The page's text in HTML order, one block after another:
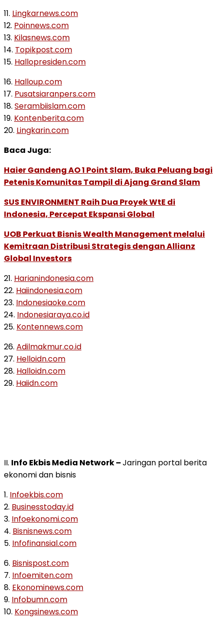
11. Lingkarnews.com
12. Poinnews.com
13. Kilasnews.com
14. Topikpost.com
15. Hallopresiden.com
16. Halloup.com
17. Pusatsiaranpers.com
18. Serambiislam.com
19. Kontenberita.com
20. Lingkarin.com
Baca Juga:
Haier Gandeng AO 1 Point Slam, Buka Peluang bagi
Petenis Komunitas Tampil di Ajang Grand Slam
SUS ENVIRONMENT Raih Dua Proyek WtE di
Indonesia, Percepat Ekspansi Global
UOB Perkuat Bisnis Wealth Management melalui
Kemitraan Distribusi Strategis dengan Allianz
Global Investors
21. Harianindonesia.com
22. Haiindonesia.com
23. Indonesiaoke.com
24. Indonesiaraya.co.id
25. Kontennews.com
26. Adilmakmur.co.id
27. Helloidn.com
28. Halloidn.com
29. Haiidn.com
II. Info Ekbis Media Network –Jaringan portal berita
ekonomi dan bisnis
1. Infoekbis.com
2. Businesstoday.id
3. Infoekonomi.com
4. Bisnisnews.com
5. Infofinansial.com
6. Bisnispost.com
7. Infoemiten.com
8. Ekonominews.com
9. Infobumn.com
10. Kongsinews.com